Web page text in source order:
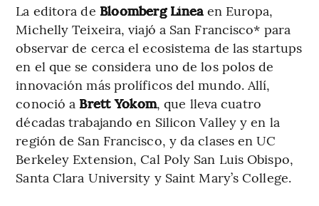
La editora de Bloomberg Líneaen Europa,
Michelly Teixeira, viajó a San Francisco* para
observar de cerca el ecosistema de las startups
en el que se considera uno de los polos de
innovación más prolíficos del mundo. Allí,
conoció a Brett Yokom, que lleva cuatro
décadas trabajando en Silicon Valley y en la
región de San Francisco, y da clases en UC
Berkeley Extension, Cal Poly San Luis Obispo,
Santa Clara University y Saint Mary’s College.